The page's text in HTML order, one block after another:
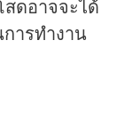
ดอาจจะได้
ารทำงาน